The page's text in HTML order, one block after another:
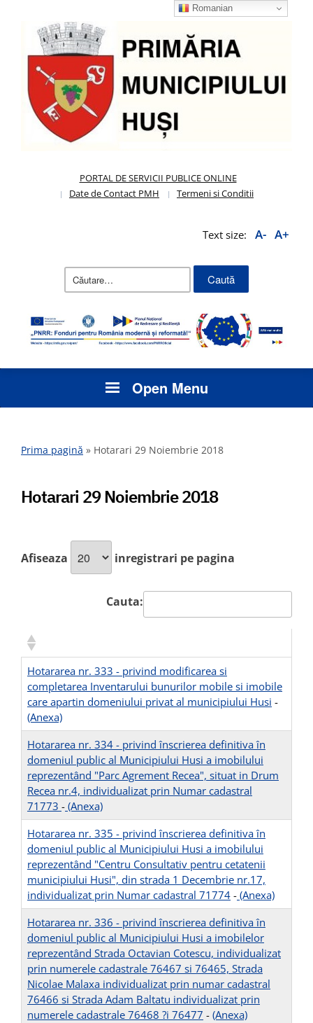
PORTAL DE SERVICII PUBLICE ONLINE
Date de Contact PMH
Termeni si Conditii
Text size: A- A+
Caută
Open Menu
Prima pagină » Hotarari 29 Noiembrie 2018
Hotarari 29 Noiembrie 2018
Afiseaza inregistrari pe pagina
Cauta:
Hotararea nr. 333 - privind modificarea si
completarea Inventarului bunurilor mobile si imobile
care apartin domeniului privat al municipiului Husi -
(Anexa)
Hotararea nr. 334 - privind înscrierea definitiva în
domeniul public al Municipiului Husi a imobilului
reprezentând "Parc Agrement Recea", situat in Drum
Recea nr.4, individualizat prin Numar cadastral
71773 - (Anexa)
Hotararea nr. 335 - privind înscrierea definitiva în
domeniul public al Municipiului Husi a imobilului
reprezentând "Centru Consultativ pentru cetatenii
municipiului Husi", din strada 1 Decembrie nr.17,
individualizat prin Numar cadastral 71774 - (Anexa)
Hotararea nr. 336 - privind înscrierea definitiva în
domeniul public al Municipiului Husi a imobilelor
reprezentând Strada Octavian Cotescu, individualizat
prin numerele cadastrale 76467 si 76465, Strada
Nicolae Malaxa individualizat prin numar cadastral
76466 si Strada Adam Baltatu individualizat prin
numerele cadastrale 76468 ?i 76477 - (Anexa)
Romanian